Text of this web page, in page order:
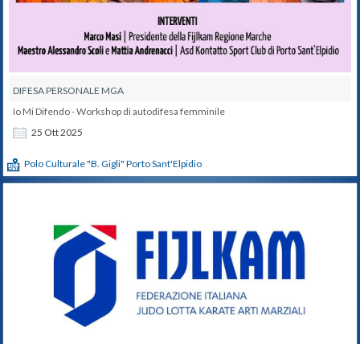
DIFESA PERSONALE MGA
25 Ott2025
Io Mi Difendo - Workshop di autodifesa femminile
Polo Culturale "B. Gigli" Porto Sant'Elpidio